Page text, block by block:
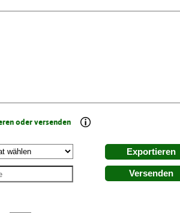
oder versenden
Exportieren
Versenden